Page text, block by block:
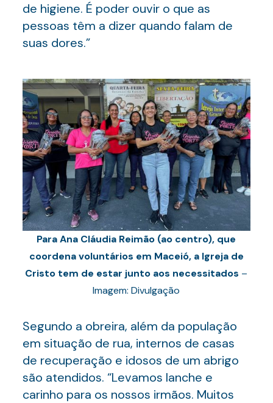
de higiene. É poder ouvir o que as
pessoas têm a dizer quando falam de
suas dores.”
Para Ana Cláudia Reimão (ao centro), que
coordena voluntários em Maceió, a Igreja de
Cristo tem de estar junto aos necessitados –
Imagem: Divulgação
Segundo a obreira, além da população
em situação de rua, internos de casas
de recuperação e idosos de um abrigo
são atendidos. “Levamos lanche e
carinho para os nossos irmãos. Muitos